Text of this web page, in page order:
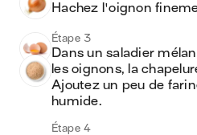
Hachez l'oignon
Étape 3
Dans un saladier
les oignons, la
Ajoutez un peu de
humide.
Étape 4